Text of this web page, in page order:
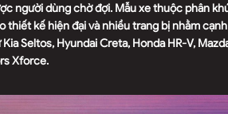
người dùng chờ đợi. Mẫu xe thuộc phân
thiết kế hiện đại và nhiều trang bị nhằm cạnh
Seltos, Hyundai Creta, Honda HR-V,
Xforce.